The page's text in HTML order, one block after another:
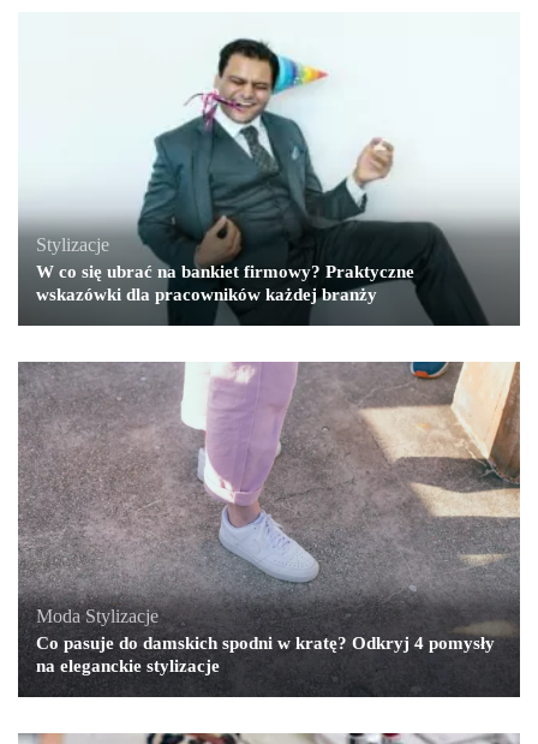
Stylizacje
W co się ubrać na bankiet firmowy? Praktyczne
wskazówki dla pracowników każdej branży
Moda,Stylizacje
Co pasuje do damskich spodni w kratę? Odkryj 4 pomysły
na eleganckie stylizacje